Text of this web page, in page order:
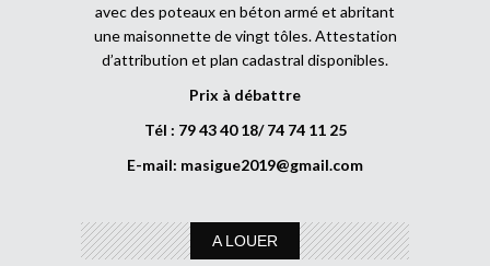
avec des poteaux en béton armé et abritant
une maisonnette de vingt tôles. Attestation
d’attribution et plan cadastral disponibles.
Prix à débattre
Tél : 79 43 40 18/ 74 74 11 25
E-mail: masigue2019@gmail.com
A LOUER